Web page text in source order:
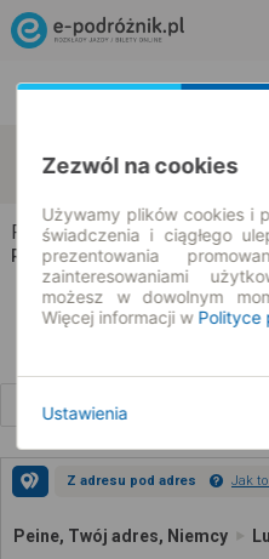
09.08.2026 | -- : --
Peine → Lublin
Rozkład jazdy i bilety
Z adresu pod adres Jak to
Peine, Twój adres, Niemcy
Zezwól na cookies
Używamy plików cookies i
świadczenia i ciągłego
prezentowania
zainteresowaniami
możesz w dowolnym
Więcej informacji w Polityce
Ustawienia